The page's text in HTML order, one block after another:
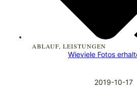
ABLAUF, LEISTUNGEN
Wieviele Fotos
2019-10-17